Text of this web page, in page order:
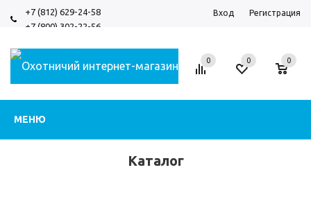
+7 (812) 629-24-58
+7 (800) 302-22-56
Вход Регистрация
МЕНЮ
0 0 0
Каталог